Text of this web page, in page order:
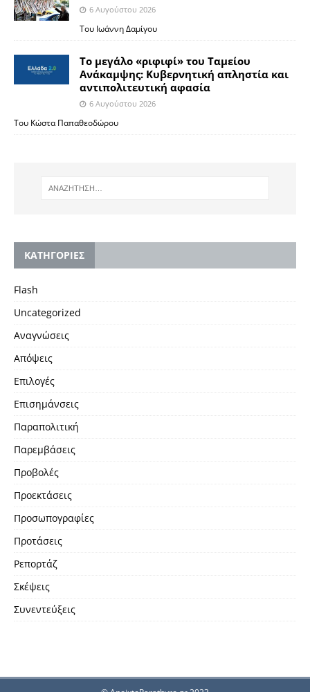
6 Αυγούστου 2026
Του Ιωάννη Δαμίγου
Το μεγάλο «ριφιφί» του Ταμείου
Ανάκαμψης: Κυβερνητική απληστία και
αντιπολιτευτική αφασία
6 Αυγούστου 2026
Του Κώστα Παπαθεοδώρου
KΑΤΗΓΟΡΙΕΣ
Flash
Uncategorized
Αναγνώσεις
Απόψεις
Επιλογές
Επισημάνσεις
Παραπολιτική
Παρεμβάσεις
Προβολές
Προεκτάσεις
Προσωπογραφίες
Προτάσεις
Ρεπορτάζ
Σκέψεις
Συνεντεύξεις